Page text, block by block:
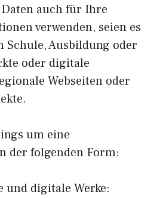
auch für Ihre
verwenden, seien es
Schule, Ausbildung oder
oder digitale
Webseiten oder
um eine
der folgenden Form:
und digitale Werke: